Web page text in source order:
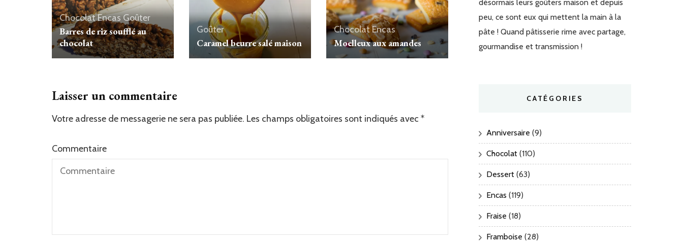
ChocolatEncasGoûter
Barres de riz soufflé au
chocolat
Goûter
Caramel beurre salé maison
ChocolatEncas
Moelleux aux amandes
Laisser un commentaire
Votre adresse de messagerie ne sera pas publiée. Les champs obligatoires sont indiqués avec *
Commentaire
désormais leurs goûters maison et depuis
peu, ce sont eux qui mettent la main à la
pâte ! Quand pâtisserie rime avec partage,
gourmandise et transmission !
CATÉGORIES
Anniversaire (9)
Chocolat (110)
Dessert (63)
Encas (119)
Fraise (18)
Framboise (28)